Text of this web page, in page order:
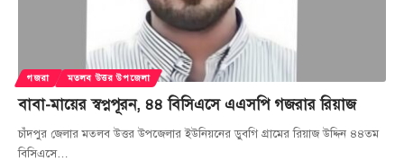
গজরা মতলব উত্তর উপজেলা
বাবা-মায়ের স্বপ্নপূরন, ৪৪ বিসিএসে এএসপি গজরার রিয়াজ
চাঁদপুর জেলার মতলব উত্তর উপজেলার ইউনিয়নের ডুবগি গ্রামের রিয়াজ উদ্দিন ৪৪তম
বিসিএসে…